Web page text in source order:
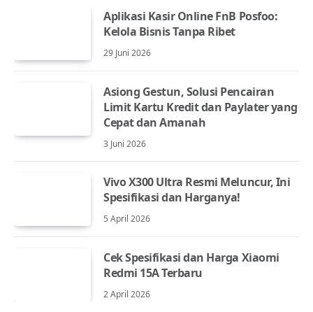
Aplikasi Kasir Online FnB Posfoo:
Kelola Bisnis Tanpa Ribet
29 Juni 2026
Asiong Gestun, Solusi Pencairan
Limit Kartu Kredit dan Paylater yang
Cepat dan Amanah
3 Juni 2026
Vivo X300 Ultra Resmi Meluncur, Ini
Spesifikasi dan Harganya!
5 April 2026
Cek Spesifikasi dan Harga Xiaomi
Redmi 15A Terbaru
2 April 2026